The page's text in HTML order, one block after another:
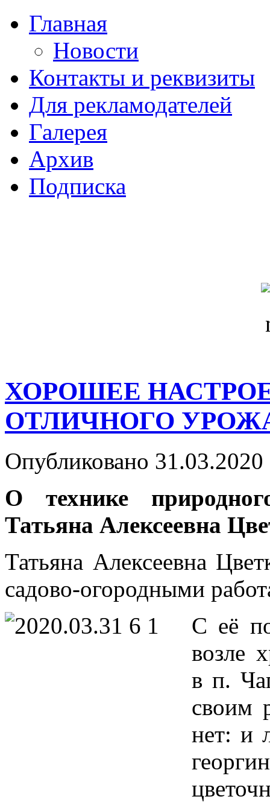
Главная
Новости
Контакты и реквизиты
Для рекламодателей
Галерея
Архив
Подписка
ХОРОШЕЕ
ОТЛИЧНОГО
Опубликовано
О технике
Татьяна Алексеевна
Татьяна Алексеевна
садово-огородными
С её
возле
в п.
своим
нет: и